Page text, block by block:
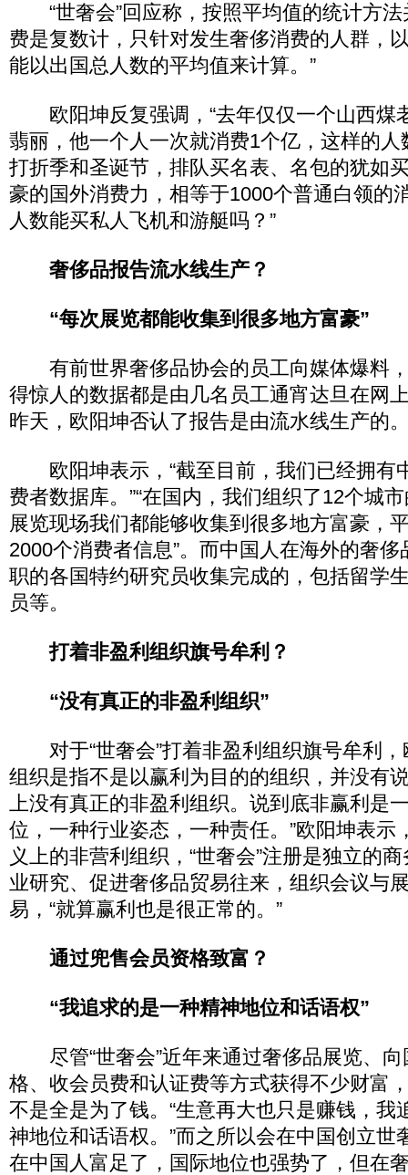
“世奢会”回应称，按照平均值的统计方法
费是复数计，只针对发生奢侈消费的人群，
能以出国总人数的平均值来计算。”
欧阳坤反复强调，“去年仅仅一个山西煤
翡丽，他一个人一次就消费1个亿，这样的
打折季和圣诞节，排队买名表、名包的犹如
豪的国外消费力，相等于1000个普通白领的
人数能买私人飞机和游艇吗？”
奢侈品报告流水线生产？
“每次展览都能收集到很多地方富豪”
有前世界奢侈品协会的员工向媒体爆料
得惊人的数据都是由几名员工通宵达旦在网
昨天，欧阳坤否认了报告是由流水线生产的
欧阳坤表示，“截至目前，我们已经拥有
费者数据库。”“在国内，我们组织了12个城
展览现场我们都能够收集到很多地方富豪，
2000个消费者信息”。而中国人在海外的奢
职的各国特约研究员收集完成的，包括留学
员等。
打着非盈利组织旗号牟利？
“没有真正的非盈利组织”
对于“世奢会”打着非盈利组织旗号牟利，
组织是指不是以赢利为目的的组织，并没有
上没有真正的非盈利组织。说到底非赢利是
位，一种行业姿态，一种责任。”欧阳坤表示
义上的非营利组织，“世奢会”注册是独立的
业研究、促进奢侈品贸易往来，组织会议与
易，“就算赢利也是很正常的。”
通过兜售会员资格致富？
“我追求的是一种精神地位和话语权”
尽管“世奢会”近年来通过奢侈品展览、向
格、收会员费和认证费等方式获得不少财富
不是全是为了钱。“生意再大也只是赚钱，我
神地位和话语权。”而之所以会在中国创立世
在中国人富足了，国际地位也强势了，但在